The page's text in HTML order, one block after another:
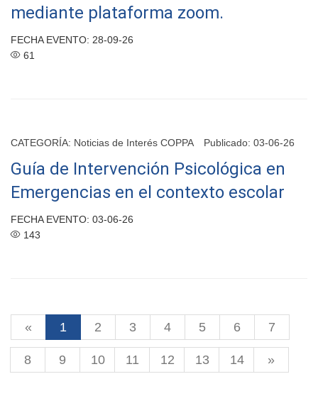
mediante plataforma zoom.
FECHA EVENTO: 28-09-26
61
CATEGORÍA: Noticias de Interés COPPA Publicado: 03-06-26
Guía de Intervención Psicológica en
Emergencias en el contexto escolar
FECHA EVENTO: 03-06-26
143
« 1 2 3 4 5 6 7
8 9 10 11 12 13 14 »